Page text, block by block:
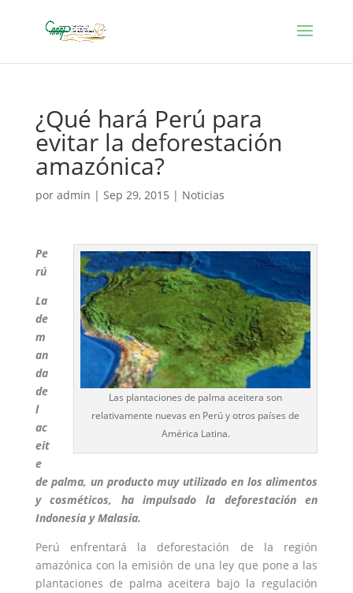
¿Qué hará Perú para
evitar la deforestación
amazónica?
por admin | Sep 29, 2015 | Noticias
Las plantaciones de palma aceitera son
relativamente nuevas en Perú y otros países de
América Latina.
Pe
rú
La
de
m
an
da
de
l
ac
eit
e
de palma, un producto muy utilizado en los alimentos
y cosméticos, ha impulsado la deforestación en
Indonesia y Malasia.
Perú enfrentará la deforestación de la región
amazónica con la emisión de una ley que pone a las
plantaciones de palma aceitera bajo la regulación